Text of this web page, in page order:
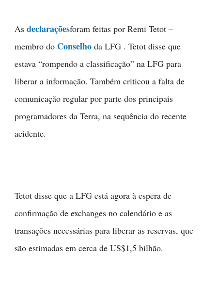
As declaraçõesforam feitas por Remi Tetot –
membro do Conselho da LFG . Tetot disse que
estava “rompendo a classificação” na LFG para
liberar a informação. Também criticou a falta de
comunicação regular por parte dos principais
programadores da Terra, na sequência do recente
acidente.
Tetot disse que a LFG está agora à espera de
confirmação de exchanges no calendário e as
transações necessárias para liberar as reservas, que
são estimadas em cerca de US$1,5 bilhão.